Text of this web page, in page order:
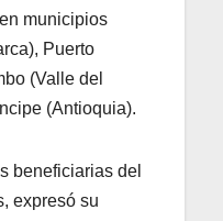
municipios
Puerto
(Valle del
(Antioquia).
beneficiarias del
expresó su